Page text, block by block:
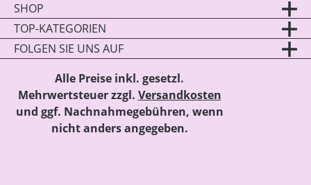
SHOP
TOP-KATEGORIEN
FOLGEN SIE UNS AUF
Alle Preise inkl. gesetzl.
Mehrwertsteuer zzgl. Versandkosten
und ggf. Nachnahmegebühren, wenn
nicht anders angegeben.